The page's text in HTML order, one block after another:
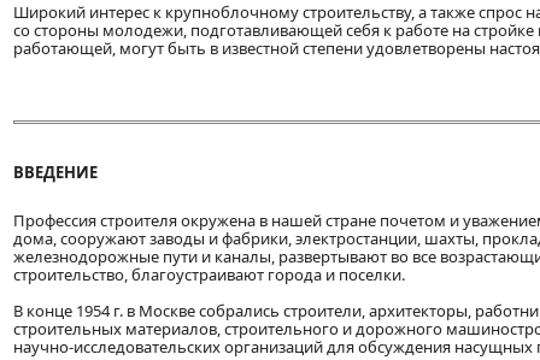
Широкий интерес к крупноблочному строительству, а также спрос
со стороны молодежи, подготавливающей себя к работе на стройке
работающей, могут быть в известной степени удовлетворены
ВВЕДЕНИЕ
Профессия строителя окружена в нашей стране почетом и
дома, сооружают заводы и фабрики, электростанции, шахты,
железнодорожные пути и каналы, развертывают во все
строительство, благоустраивают города и поселки.
В конце 1954 г. в Москве собрались строители, архитекторы,
строительных материалов, строительного и дорожного
научно-исследовательских организаций для обсуждения насущных